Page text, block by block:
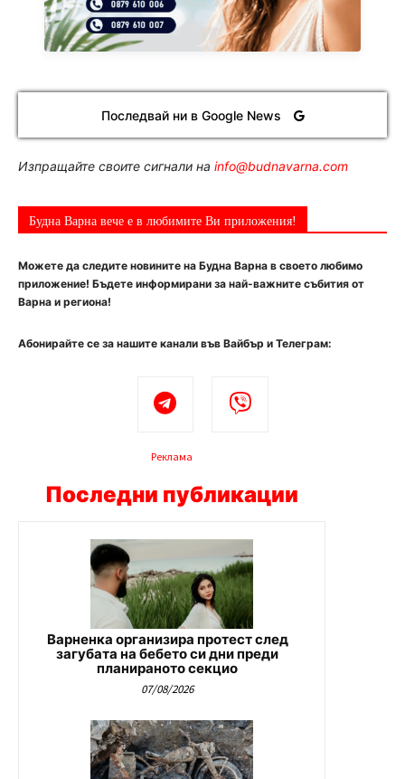
Последвай ни в Google News
Изпращайте своите сигнали на info@budnavarna.com
Будна Варна вече е в любимите Ви приложения!
Можете да следите новините на Будна Варна в своето любимо
приложение! Бъдете информирани за най-важните събития от
Варна и региона!
Абонирайте се за нашите канали във Вайбър и Телеграм:
Реклама
Последни публикации
Варненка организира протест след
загубата на бебето си дни преди
планираното секцио
07/08/2026